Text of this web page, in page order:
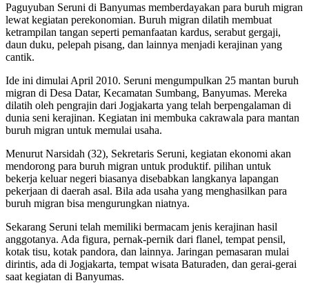
Paguyuban Seruni di Banyumas memberdayakan para buruh migran
lewat kegiatan perekonomian. Buruh migran dilatih membuat
ketrampilan tangan seperti pemanfaatan kardus, serabut gergaji,
daun duku, pelepah pisang, dan lainnya menjadi kerajinan yang
cantik.
Ide ini dimulai April 2010. Seruni mengumpulkan 25 mantan buruh
migran di Desa Datar, Kecamatan Sumbang, Banyumas. Mereka
dilatih oleh pengrajin dari Jogjakarta yang telah berpengalaman di
dunia seni kerajinan. Kegiatan ini membuka cakrawala para mantan
buruh migran untuk memulai usaha.
Menurut Narsidah (32), Sekretaris Seruni, kegiatan ekonomi akan
mendorong para buruh migran untuk produktif. pilihan untuk
bekerja keluar negeri biasanya disebabkan langkanya lapangan
pekerjaan di daerah asal. Bila ada usaha yang menghasilkan para
buruh migran bisa mengurungkan niatnya.
Sekarang Seruni telah memiliki bermacam jenis kerajinan hasil
anggotanya. Ada figura, pernak-pernik dari flanel, tempat pensil,
kotak tisu, kotak pandora, dan lainnya. Jaringan pemasaran mulai
dirintis, ada di Jogjakarta, tempat wisata Baturaden, dan gerai-gerai
saat kegiatan di Banyumas.